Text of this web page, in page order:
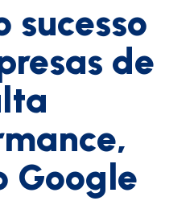
sucesso
de
Google